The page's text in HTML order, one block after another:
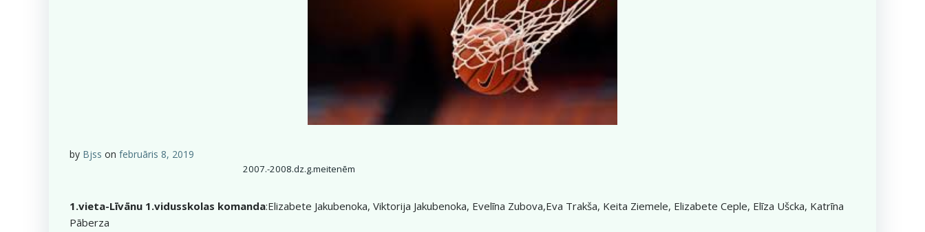
by Bjss on februāris 8, 2019
2007.-2008.dz.g.meitenēm
1.vieta-Līvānu 1.vidusskolas komanda:Elizabete Jakubenoka, Viktorija Jakubenoka, Evelīna Zubova,Eva Trakša, Keita Ziemele, Elizabete Ceple, Elīza Ušcka, Katrīna
Pāberza